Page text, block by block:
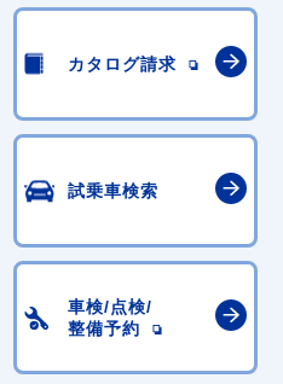
カタログ請求
試乗車検索
車検/点検/
整備予約